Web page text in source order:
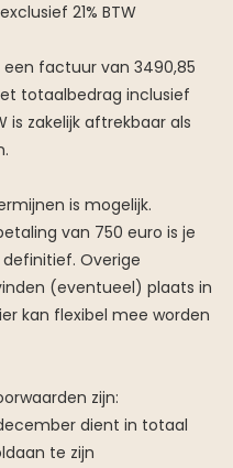
21% BTW
factuur van 3490,85
totaalbedrag inclusief
is zakelijk aftrekbaar als
is mogelijk.
van 750 euro is je
Overige
(eventueel) plaats in
kan flexibel mee worden
zijn:
dient in totaal
te zijn